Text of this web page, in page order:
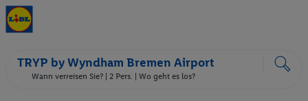
TRYP by Wyndham Bremen Airport
Wann verreisen Sie? | 2 Pers. | Wo geht es los?